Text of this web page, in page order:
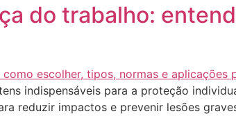
do trabalho:
indispensáveis para a proteção
reduzir impactos e prevenir lesões